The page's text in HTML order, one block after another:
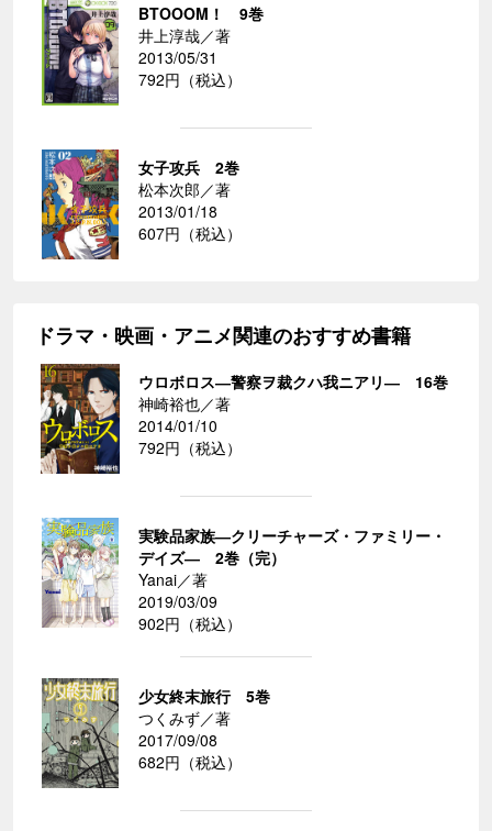
BTOOOM！ 9巻
井上淳哉／著
2013/05/31
792円（税込）
女子攻兵 2巻
松本次郎／著
2013/01/18
607円（税込）
ドラマ・映画・アニメ関連のおすすめ書籍
ウロボロス―警察ヲ裁クハ我ニアリ― 16巻
神崎裕也／著
2014/01/10
792円（税込）
実験品家族―クリーチャーズ・ファミリー・
デイズ― 2巻（完）
Yanai／著
2019/03/09
902円（税込）
少女終末旅行 5巻
つくみず／著
2017/09/08
682円（税込）